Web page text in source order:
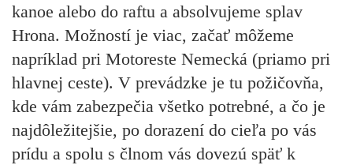
kanoe alebo do raftu a absolvujeme splav
Hrona. Možností je viac, začať môžeme
napríklad pri Motoreste Nemecká (priamo pri
hlavnej ceste). V prevádzke je tu požičovňa,
kde vám zabezpečia všetko potrebné, a čo je
najdôležitejšie, po dorazení do cieľa po vás
prídu a spolu s člnom vás dovezú späť k